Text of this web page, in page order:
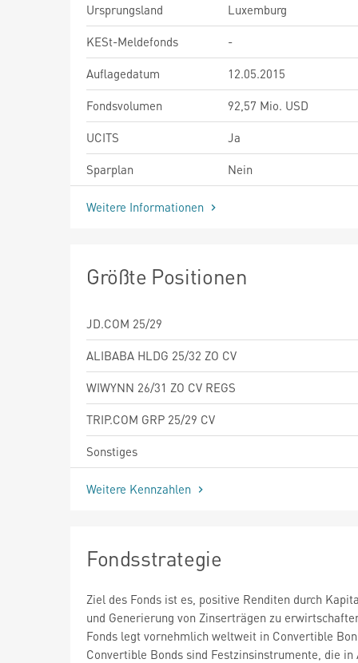
Ursprungsland
Luxemburg
KESt-Meldefonds
-
Auflagedatum
12.05.2015
Fondsvolumen
92,57 Mio. USD
UCITS
Ja
Sparplan
Nein
Weitere Informationen
Größte Positionen
JD.COM 25/29
ALIBABA HLDG 25/32 ZO CV
WIWYNN 26/31 ZO CV REGS
TRIP.COM GRP 25/29 CV
Sonstiges
Weitere Kennzahlen
Fondsstrategie
Ziel des Fonds ist es, positive Renditen durch
und Generierung von Zinserträgen zu
Fonds legt vornehmlich weltweit in Convertible
Convertible Bonds sind Festzinsinstrumente, die in